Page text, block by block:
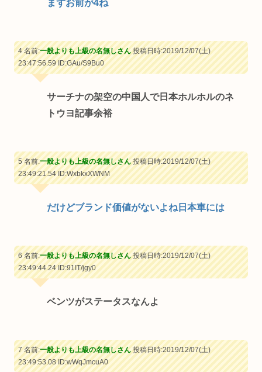
まずお前が4ね
4 名前:一般よりも上級の名無しさん投稿日時:2019/12/07(土)
23:47:56.59ID:GAu/S9Bu0
サーチナの架空の中国人で日本ホルホルのネ
トウヨ記事余裕
5 名前:一般よりも上級の名無しさん投稿日時:2019/12/07(土)
23:49:21.54ID:WxbkxXWNM
だけどブランド価値がないよね日本車には
6 名前:一般よりも上級の名無しさん投稿日時:2019/12/07(土)
23:49:44.24ID:91IT/jgy0
ベンツがステータスなんよ
7 名前:一般よりも上級の名無しさん投稿日時:2019/12/07(土)
23:49:53.08ID:wWqJmcuA0